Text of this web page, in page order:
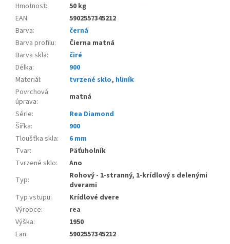
Hmotnost:
50 kg
EAN:
5902557345212
Barva:
černá
Barva profilu:
Čierna matná
Barva skla:
čiré
Délka:
900
Materiál: tvrzené sklo, hliník
Povrchová
úprava:
matná
Série:
Rea Diamond
Šířka:
900
Tloušťka skla:
6 mm
Tvar:
Päťuholník
Tvrzené sklo:
Ano
Typ:
Rohový - 1-stranný, 1-krídlový s delenými
dverami
Typ vstupu:
Krídlové dvere
Výrobce:
rea
Výška:
1950
Ean: 5902557345212